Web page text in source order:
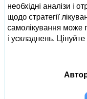
необхідні аналізи і
щодо стратегії
самолікування може
і ускладнень.